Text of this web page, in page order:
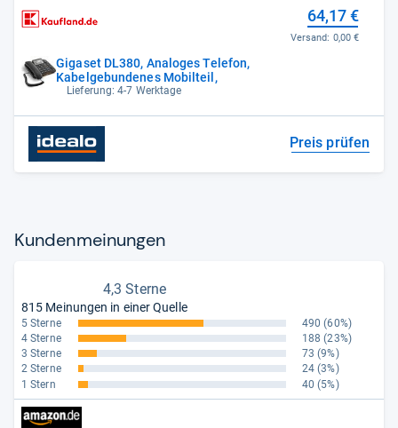
Gigaset DL380, Analoges Telefon,
Kabelgebundenes Mobilteil,
Lieferung: 4-7 Werktage
64,17 €
Versand: 0,00 €
Preis prüfen
Kun­den­mei­nun­gen
4,3 Sterne
815 Meinungen in einer Quelle
5 Sterne 490 (60%)
4 Sterne
188 (23%)
3 Sterne
73 (9%)
2 Sterne
24 (3%)
1 Stern
40 (5%)